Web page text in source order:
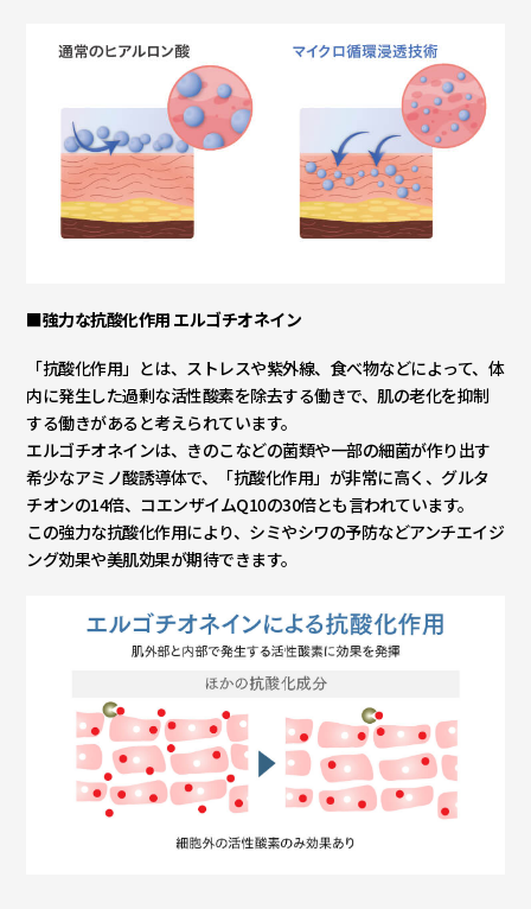
■強力な抗酸化作用 エルゴチオネイン
「抗酸化作用」とは、ストレスや紫外線、食べ物などによって、体
内に発生した過剰な活性酸素を除去する働きで、肌の老化を抑制
する働きがあると考えられています。
エルゴチオネインは、きのこなどの菌類や一部の細菌が作り出す
希少なアミノ酸誘導体で、「抗酸化作用」が非常に高く、グルタ
チオンの14倍、コエンザイムQ10の30倍とも言われています。
この強力な抗酸化作用により、シミやシワの予防などアンチエイジ
ング効果や美肌効果が期待できます。